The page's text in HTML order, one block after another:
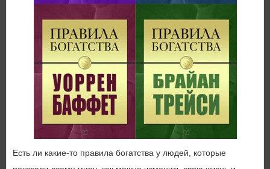
Есть ли какие-то правила богатства у людей, которые